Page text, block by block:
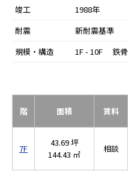
竣工
1988年
耐震
新耐震基準
規模・構造
1F - 10F 鉄骨
階 面積 賃料
7F
43.69 坪
144.43 ㎡
相談